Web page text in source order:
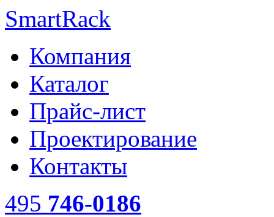
SmartRack
Компания
Каталог
Прайс-лист
Проектирование
Контакты
495 746-0186